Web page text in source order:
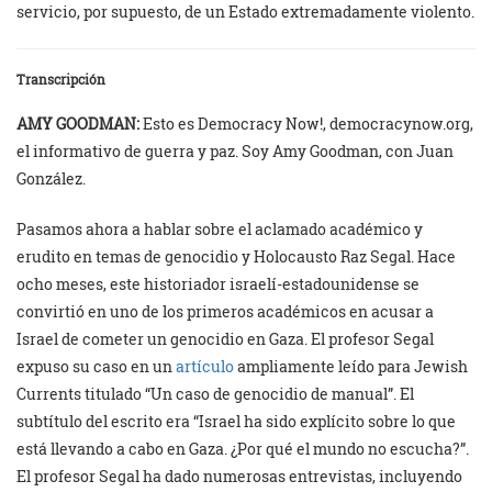
servicio, por supuesto, de un Estado extremadamente violento.
Transcripción
AMY GOODMAN:Esto es Democracy Now!, democracynow.org,
el informativo de guerra y paz. Soy Amy Goodman, con Juan
González.
Pasamos ahora a hablar sobre el aclamado académico y
erudito en temas de genocidio y Holocausto Raz Segal. Hace
ocho meses, este historiador israelí-estadounidense se
convirtió en uno de los primeros académicos en acusar a
Israel de cometer un genocidio en Gaza. El profesor Segal
expuso su caso en unartículoampliamente leído para Jewish
Currents titulado “Un caso de genocidio de manual”. El
subtítulo del escrito era “Israel ha sido explícito sobre lo que
está llevando a cabo en Gaza. ¿Por qué el mundo no escucha?”.
El profesor Segal ha dado numerosas entrevistas, incluyendo